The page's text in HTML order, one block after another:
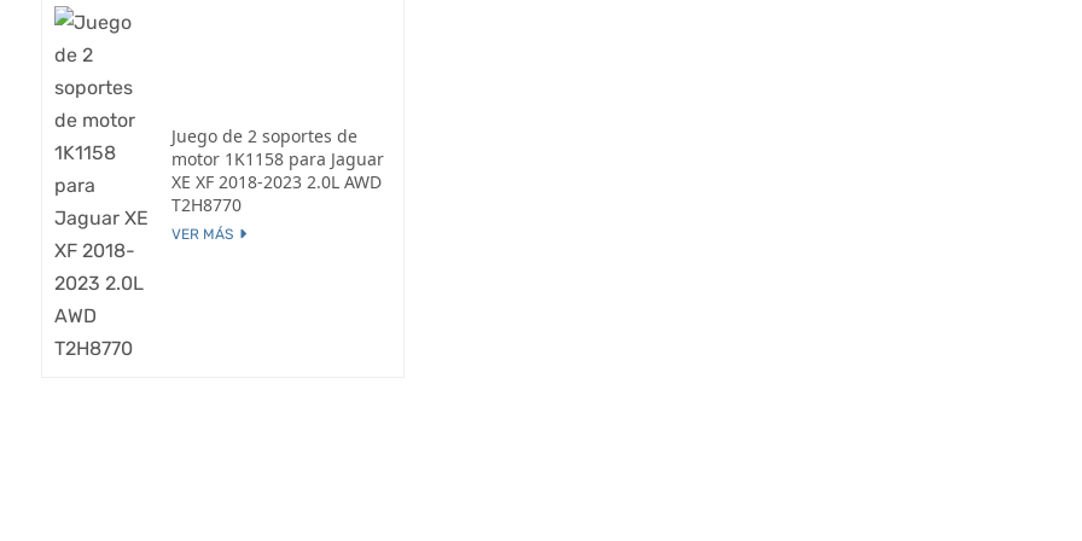
Juego de 2 soportes de
motor 1K1158 para Jaguar
XE XF 2018-2023 2.0L AWD
T2H8770
VER MÁS